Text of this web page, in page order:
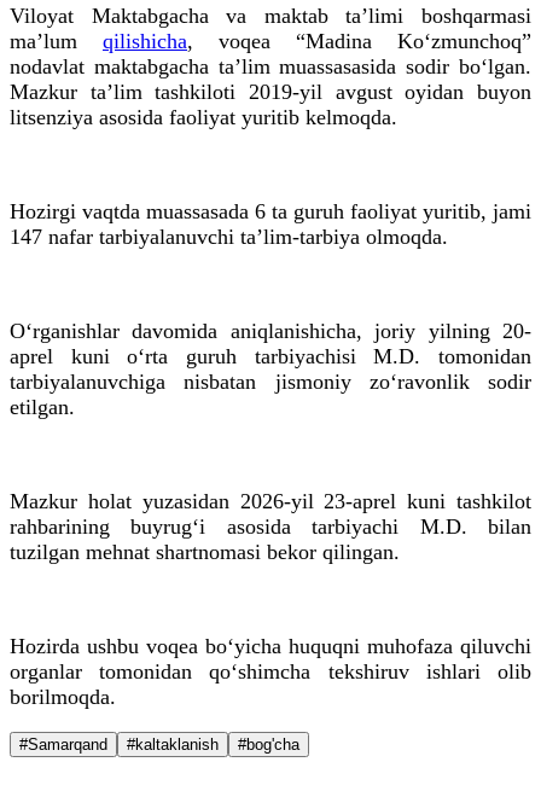
Viloyat Maktabgacha va maktab ta’limi boshqarmasi
ma’lum qilishicha, voqea “Madina Ko‘zmunchoq”
nodavlat maktabgacha ta’lim muassasasida sodir bo‘lgan.
Mazkur ta’lim tashkiloti 2019-yil avgust oyidan buyon
litsenziya asosida faoliyat yuritib kelmoqda.
Hozirgi vaqtda muassasada 6 ta guruh faoliyat yuritib, jami
147 nafar tarbiyalanuvchi ta’lim-tarbiya olmoqda.
O‘rganishlar davomida aniqlanishicha, joriy yilning 20-
aprel kuni o‘rta guruh tarbiyachisi M.D. tomonidan
tarbiyalanuvchiga nisbatan jismoniy zo‘ravonlik sodir
etilgan.
Mazkur holat yuzasidan 2026-yil 23-aprel kuni tashkilot
rahbarining buyrug‘i asosida tarbiyachi M.D. bilan
tuzilgan mehnat shartnomasi bekor qilingan.
Hozirda ushbu voqea bo‘yicha huquqni muhofaza qiluvchi
organlar tomonidan qo‘shimcha tekshiruv ishlari olib
borilmoqda.
#Samarqand #kaltaklanish #bog'cha